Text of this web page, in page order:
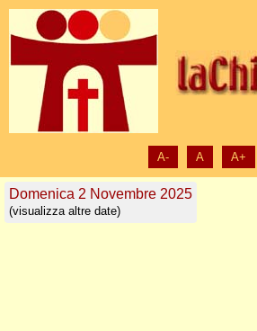
A- A A+
Domenica 2 Novembre 2025
(visualizza altre date)